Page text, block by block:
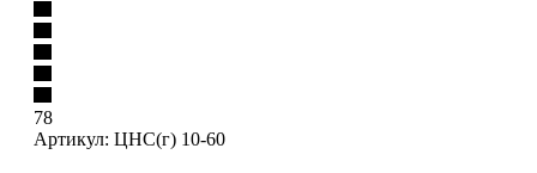
78
Артикул: ЦНС(г) 10-60